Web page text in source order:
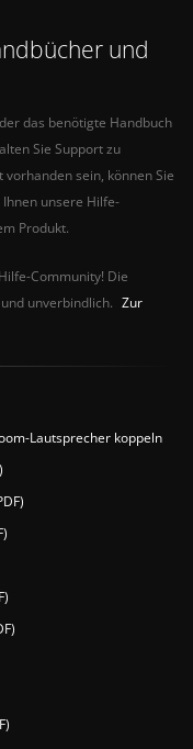
und
das benötigte Handbuch
Sie Support zu
sein, können Sie
unsere Hilfe-
Produkt.
Community! Die
unverbindlich. Zur
Lautsprecher koppeln